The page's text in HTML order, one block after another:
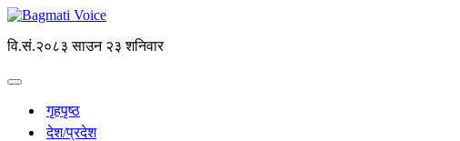
वि.सं.२०८३ साउन २३ शनिवार
गृहपृष्ठ
देश/प्रदेश